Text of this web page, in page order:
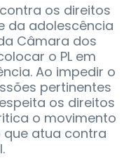
os direitos
da adolescência
Câmara dos
o PL em
Ao impedir o
pertinentes
os direitos
o movimento
que atua contra